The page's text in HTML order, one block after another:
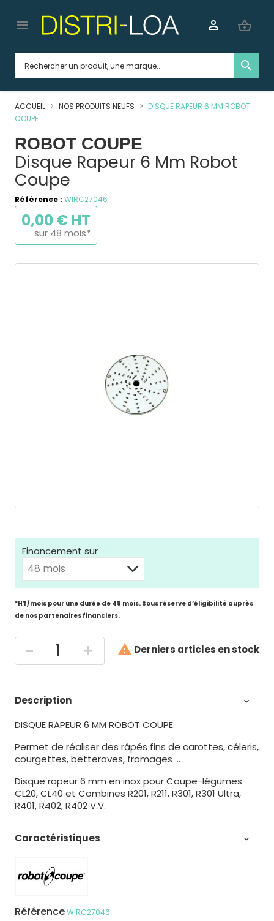
search
 shopping_basket

ACCUEIL NOS PRODUITS NEUFS
DISQUE RAPEUR 6 MM ROBOT
COUPE
ROBOT COUPE
Disque Rapeur 6 Mm Robot
Coupe
Référence : WIRC27046
0,00 € HT
sur 48 mois*
Financement sur
*HT/mois pour une durée de 48 mois. Sous réserve d’éligibilité auprès
de nos partenaires financiers.
- +  Derniers articles en stock
Description 
DISQUE RAPEUR 6 MM ROBOT COUPE
Permet de réaliser des râpés fins de carottes, céleris,
courgettes, betteraves, fromages ...
Disque rapeur 6 mm en inox pour Coupe-légumes
CL20, CL40 et Combines R201, R211, R301, R301 Ultra,
R401, R402, R402 V.V.
Caractéristiques 
RéférenceWIRC27046